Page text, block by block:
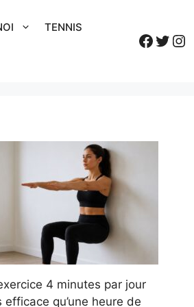
TENNIS
4 minutes par jour
efficace qu’une heure de